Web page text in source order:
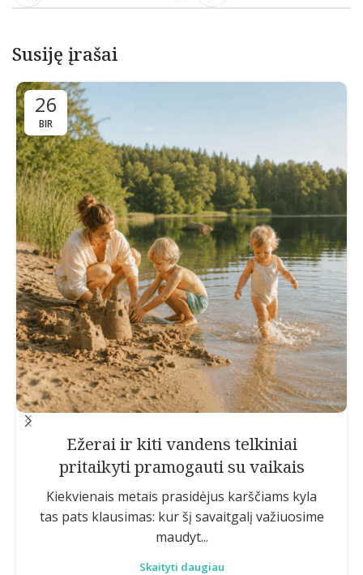
Susiję įrašai
26
BIR
Ežerai ir kiti vandens telkiniai
pritaikyti pramogauti su vaikais
Kiekvienais metais prasidėjus karščiams kyla
tas pats klausimas: kur šį savaitgalį važiuosime
maudyt...
Skaityti daugiau